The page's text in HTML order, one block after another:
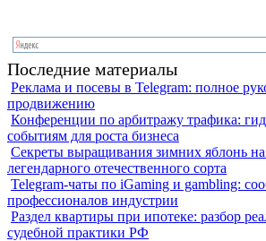
Последние материалы
Реклама и посевы в Telegram: полное
продвижению
Конференции по арбитражу трафика:
событиям для роста бизнеса
Секреты выращивания зимних яблонь
легендарного отечественного сорта
Telegram-чаты по iGaming и gambling:
профессионалов индустрии
Раздел квартиры при ипотеке: разбор
судебной практики РФ